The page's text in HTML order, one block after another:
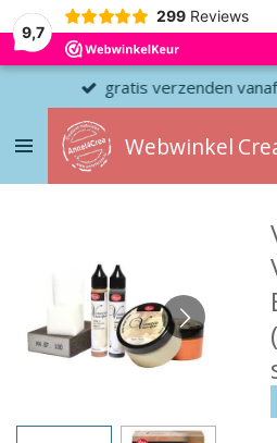
9,7
299 Reviews
Webwinkel
gratis verzenden